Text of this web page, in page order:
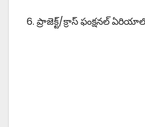
6. ప్రాజెక్ట్/క్రాస్ ఫంక్షనల్